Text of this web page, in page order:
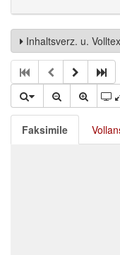
Inhaltsverz. u.
Faksimile